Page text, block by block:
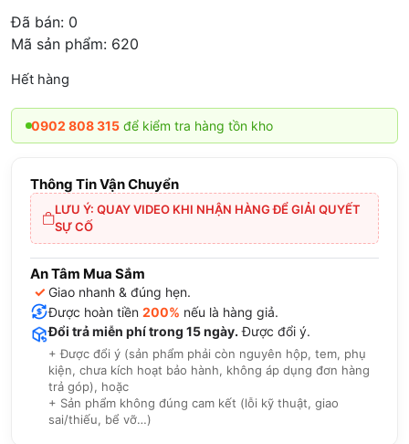
Đã bán: 0
Mã sản phẩm: 620
Hết hàng
808 315để kiểm tra hàng tồn kho
Thông Tin Vận Chuyển
LƯU Ý: QUAY VIDEO KHI NHẬN HÀNG ĐỂ GIẢI QUYẾT
SỰ CỐ
An Tâm Mua Sắm
✓ Giao nhanh & đúng hẹn.
Được hoàn tiền 200% nếu là hàng giả.
Đổi trả miễn phí trong 15 ngày. Được đổi ý.
+ Được đổi ý (sản phẩm phải còn nguyên hộp, tem, phụ
kiện, chưa kích hoạt bảo hành, không áp dụng đơn hàng
trả góp), hoặc
+ Sản phẩm không đúng cam kết (lỗi kỹ thuật, giao
sai/thiếu, bể vỡ…)